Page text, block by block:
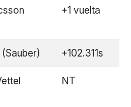
+1 vuelta
+102.311s
NT